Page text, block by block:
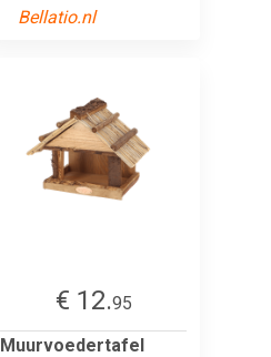
Bellatio.nl
€ 12.95
Muurvoedertafel